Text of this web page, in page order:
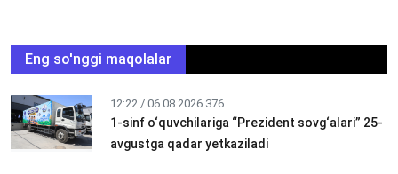
Eng so'nggi maqolalar
12:22 / 06.08.2026 376
1-sinf o‘quvchilariga “Prezident sovg‘alari” 25-
avgustga qadar yetkaziladi